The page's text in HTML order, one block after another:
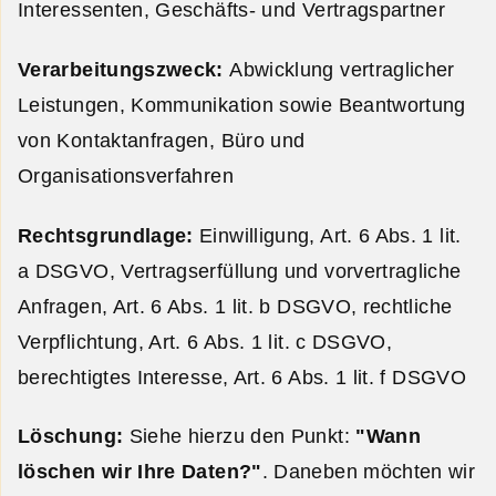
Interessenten, Geschäfts- und Vertragspartner
Verarbeitungszweck:Abwicklung vertraglicher
Leistungen, Kommunikation sowie Beantwortung
von Kontaktanfragen, Büro und
Organisationsverfahren
Rechtsgrundlage: Einwilligung, Art. 6 Abs. 1 lit.
a DSGVO, Vertragserfüllung und vorvertragliche
Anfragen, Art. 6 Abs. 1 lit. b DSGVO, rechtliche
Verpflichtung, Art. 6 Abs. 1 lit. c DSGVO,
berechtigtes Interesse, Art. 6 Abs. 1 lit. f DSGVO
Löschung: Siehe hierzu den Punkt: "Wann
löschen wir Ihre Daten?". Daneben möchten wir